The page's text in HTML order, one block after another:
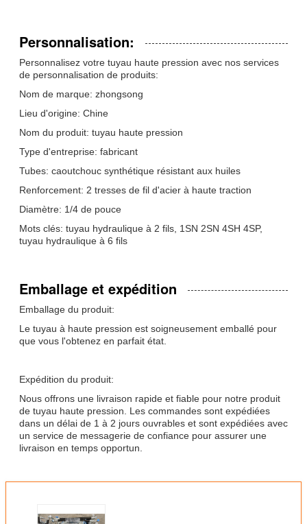
Personnalisation:
Personnalisez votre tuyau haute pression avec nos services
de personnalisation de produits:
Nom de marque: zhongsong
Lieu d'origine: Chine
Nom du produit: tuyau haute pression
Type d'entreprise: fabricant
Tubes: caoutchouc synthétique résistant aux huiles
Renforcement: 2 tresses de fil d'acier à haute traction
Diamètre: 1/4 de pouce
Mots clés: tuyau hydraulique à 2 fils, 1SN 2SN 4SH 4SP,
tuyau hydraulique à 6 fils
Emballage et expédition
Emballage du produit:
Le tuyau à haute pression est soigneusement emballé pour
que vous l'obtenez en parfait état.
Expédition du produit:
Nous offrons une livraison rapide et fiable pour notre produit
de tuyau haute pression. Les commandes sont expédiées
dans un délai de 1 à 2 jours ouvrables et sont expédiées avec
un service de messagerie de confiance pour assurer une
livraison en temps opportun.